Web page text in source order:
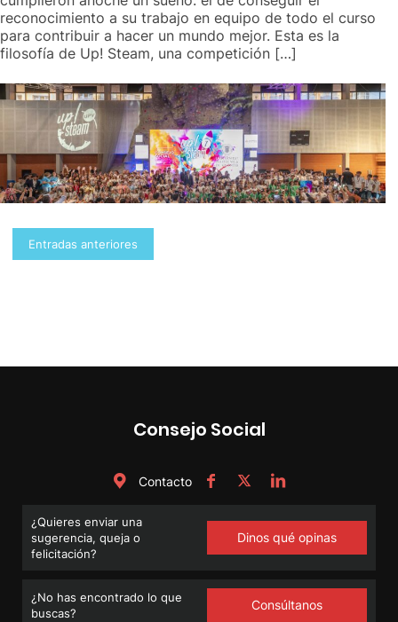
reconocimiento a su trabajo en equipo de todo el curso
para contribuir a hacer un mundo mejor. Esta es la
filosofía de Up! Steam, una competición […]
Navegación
de
Entradas anteriores
Consejo Social
Contacto
¿Quieres enviar una
sugerencia, queja o
felicitación?
Dinos qué opinas
¿No has encontrado lo que
buscas?
Consúltanos